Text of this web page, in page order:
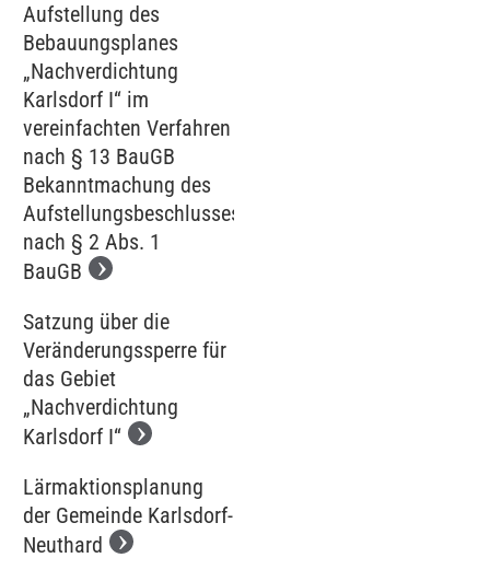
Aufstellung des
Bebauungsplanes
„Nachverdichtung
Karlsdorf I“ im
vereinfachten Verfahren
nach § 13 BauGB
Bekanntmachung des
Aufstellungsbeschlusses
nach § 2 Abs. 1
BauGB
Satzung über die
Veränderungssperre für
das Gebiet
„Nachverdichtung
Karlsdorf I“
Lärmaktionsplanung
der Gemeinde Karlsdorf-
Neuthard